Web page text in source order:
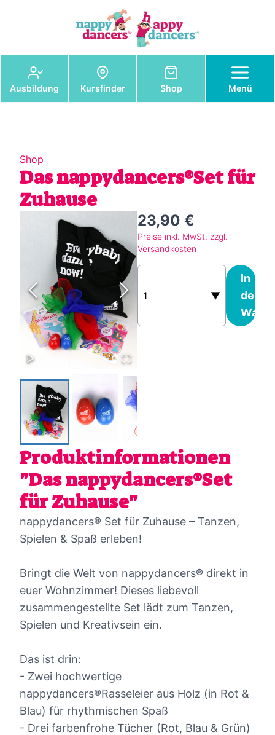
Ausbildung Kursfinder Shop Menü
Shop
Das nappydancers®Set für
Zuhause
23,90 €
Preise inkl. MwSt. zzgl.
Versandkosten
1 ▼
In
den
Produktinformationen
"Das nappydancers®Set
für Zuhause"
nappydancers® Set für Zuhause – Tanzen,
Spielen & Spaß erleben!
Bringt die Welt von nappydancers® direkt in
euer Wohnzimmer! Dieses liebevoll
zusammengestellte Set lädt zum Tanzen,
Spielen und Kreativsein ein.
Das ist drin:
- Zwei hochwertige
nappydancers®Rasseleier aus Holz (in Rot &
Blau) für rhythmischen Spaß
- Drei farbenfrohe Tücher (Rot, Blau & Grün)